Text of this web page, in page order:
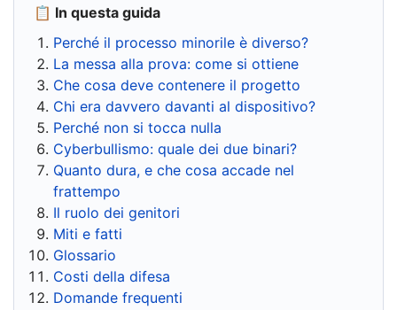
📋 In questa guida
Perché il processo minorile è diverso?
La messa alla prova: come si ottiene
Che cosa deve contenere il progetto
Chi era davvero davanti al dispositivo?
Perché non si tocca nulla
Cyberbullismo: quale dei due binari?
Quanto dura, e che cosa accade nel
frattempo
Il ruolo dei genitori
Miti e fatti
Glossario
Costi della difesa
Domande frequenti